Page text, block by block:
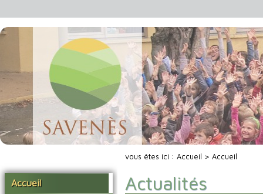
Accueil
vous êtes ici : Accueil > Accueil
Actualités